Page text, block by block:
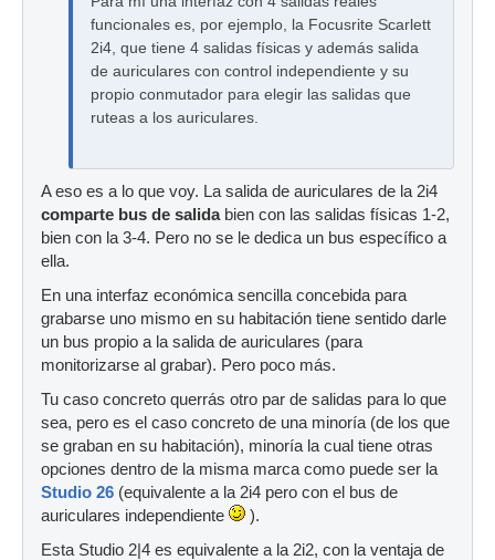
funcionales es, por ejemplo, la Focusrite Scarlett
2i4, que tiene 4 salidas físicas y además salida
de auriculares con control independiente y su
propio conmutador para elegir las salidas que
ruteas a los auriculares.
A eso es a lo que voy. La salida de auriculares de la 2i4
comparte bus de salida bien con las salidas físicas 1-2,
bien con la 3-4. Pero no se le dedica un bus específico a
ella.
En una interfaz económica sencilla concebida para
grabarse uno mismo en su habitación tiene sentido darle
un bus propio a la salida de auriculares (para
monitorizarse al grabar). Pero poco más.
Tu caso concreto querrás otro par de salidas para lo que
sea, pero es el caso concreto de una minoría (de los que
se graban en su habitación), minoría la cual tiene otras
opciones dentro de la misma marca como puede ser la
Studio 26 (equivalente a la 2i4 pero con el bus de
auriculares independiente
).
Esta Studio 2|4 es equivalente a la 2i2, con la ventaja de